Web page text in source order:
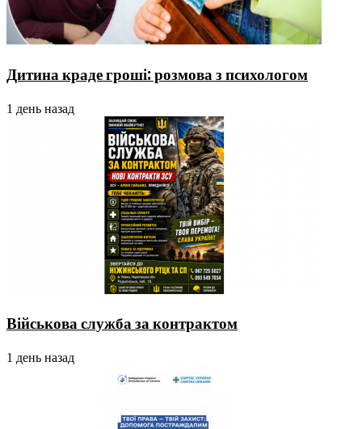
Дитина краде гроші: розмова з психологом
1 день назад
Військова служба за контрактом
1 день назад